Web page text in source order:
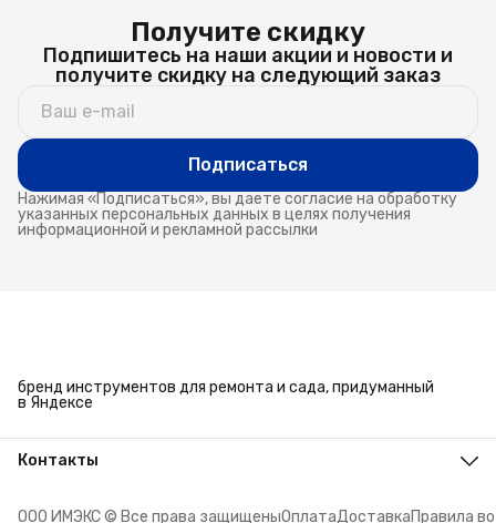
Получите скидку
Подпишитесь на наши акции и новости и
получите скидку на следующий заказ
Подписаться
Нажимая «Подписаться», вы даете согласие на обработку
указанных персональных данных в целях получения
информационной и рекламной рассылки
бренд инструментов для ремонта и сада, придуманный
в Яндексе
Контакты
Телефон
ООО ИМЭКС © Все права защищеныОплатаДоставкаПравила